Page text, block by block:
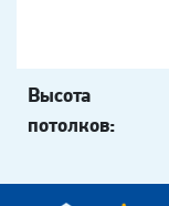
Высота
потолков: